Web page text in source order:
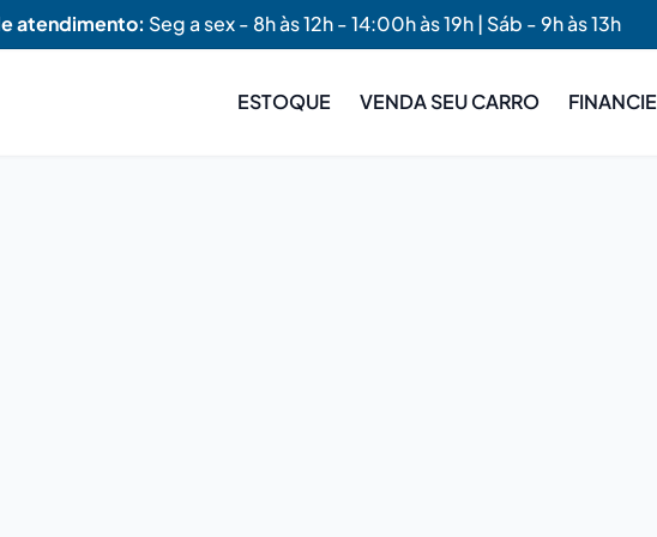
atendimento: Seg a sex - 8h às 12h - 14:00h às 19h | Sáb - 9h às 13h
ESTOQUE VENDA SEU CARRO FINANCIE